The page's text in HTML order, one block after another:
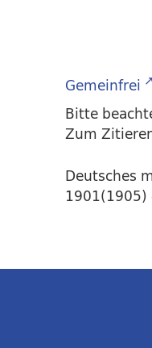
Gemeinfrei
Bitte
Zum
Deutsches